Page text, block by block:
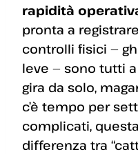
rapidità
pronta a
controlli fisici —
leve — sono tutti
gira da solo,
c’è tempo per
complicati,
differenza tra